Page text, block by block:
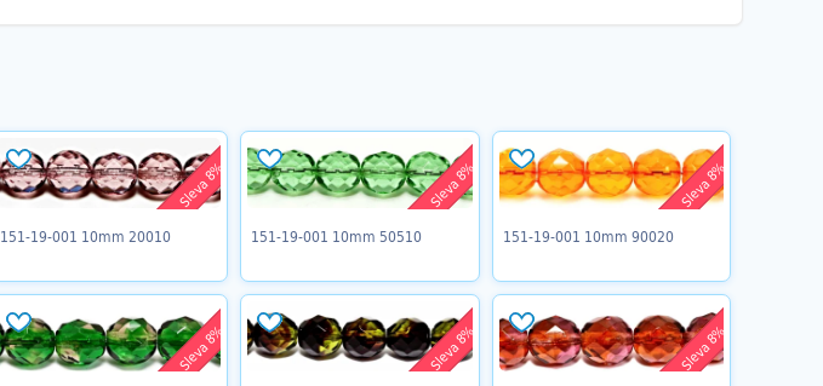
Sleva 8%
151-19-001 10mm 20010
Sleva 8%
151-19-001 10mm 50510
Sleva 8%
151-19-001 10mm 90020
Sleva 8% Sleva 8% Sleva 8%